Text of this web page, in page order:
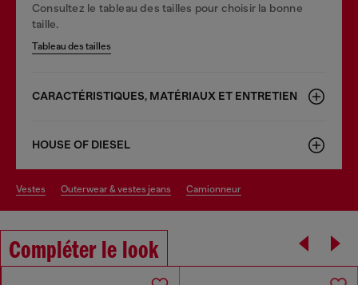
Consultez le tableau des tailles pour choisir la bonne
taille.
Tableau des tailles
CARACTÉRISTIQUES, MATÉRIAUX ET ENTRETIEN
HOUSE OF DIESEL
vestes outerwear & vestes jeans camionneur
Compléter le look